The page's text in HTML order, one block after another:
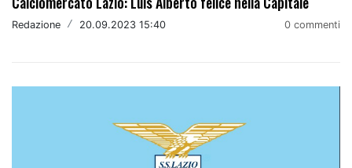
Redazione / 20.09.2023 15:40 0 commenti